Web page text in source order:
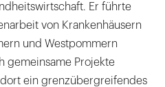
Er führte
von Krankenhäusern
und Westpommern
gemeinsame Projekte
ein grenzübergreifendes